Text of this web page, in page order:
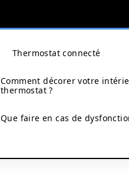
Thermostat connecté
Comment décorer votre
thermostat ?
Que faire en cas de